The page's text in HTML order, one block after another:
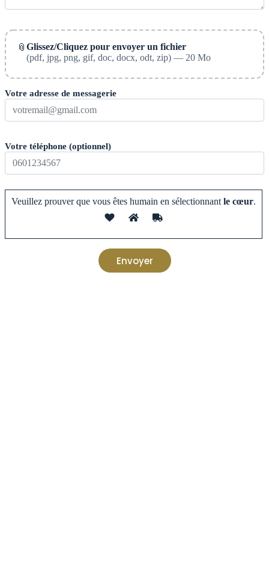
📎 Glissez/Cliquez pour envoyer un fichier
(pdf, jpg, png, gif, doc, docx, odt, zip) — 20 Mo
Votre adresse de messagerie
Votre téléphone (optionnel)
Veuillez prouver que vous êtes humain en sélectionnant le cœur.